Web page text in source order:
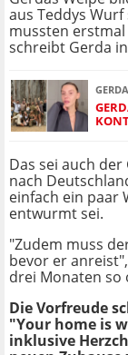
aus Teddys
mussten
schreibt Gerda
Das sei auch
nach
einfach ein paar
entwurmt sei.
"Zudem muss
bevor er
drei Monaten so
Die Vorfreude
"Your home is
inklusive